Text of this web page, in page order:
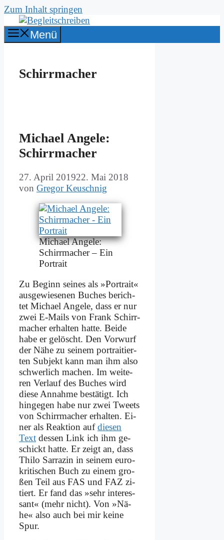
Zum Inhalt springen
Menü
Schirrmacher
Mi­cha­el An­ge­le:
Schirr­ma­cher
27. April 201922. Mai 2018
von Gregor Keuschnig
Mi­cha­el An­ge­le:
Schirr­ma­cher – Ein
Por­trait
Zu Be­ginn sei­nes als »Por­trait«
aus­ge­wie­se­nen Bu­ches be­rich­
tet Mi­cha­el An­ge­le, dass er nur
zwei E‑Mails von Frank Schirr­
ma­cher er­hal­ten hat­te. Bei­de
ha­be er ge­löscht. Den Vor­wurf
der Nä­he zu sei­nem por­trai­tier­
ten Sub­jekt kann man ihm al­so
schwer­lich ma­chen. Im wei­te­
ren Ver­lauf des Bu­ches wird
die­se An­nah­me be­stä­tigt. Ich
hin­ge­gen ha­be nur zwei Tweets
von Schirr­ma­cher er­halten. Ei­
ner als Re­ak­ti­on aufdie­sen
Text des­sen Link ich ihm ge­
schickt hat­te. Er zeigt an, dass
Thi­lo Sar­ra­zin in sei­nem eu­ro­
kri­ti­schen Buch zu ei­nem gro­
ßen Teil aus FAS und FAZ zi­
tiert. Er fand das »sehr in­ter­es­
sant« (mehr nicht). Von »Nä­
he« al­so auch bei mir kei­ne
Spur.